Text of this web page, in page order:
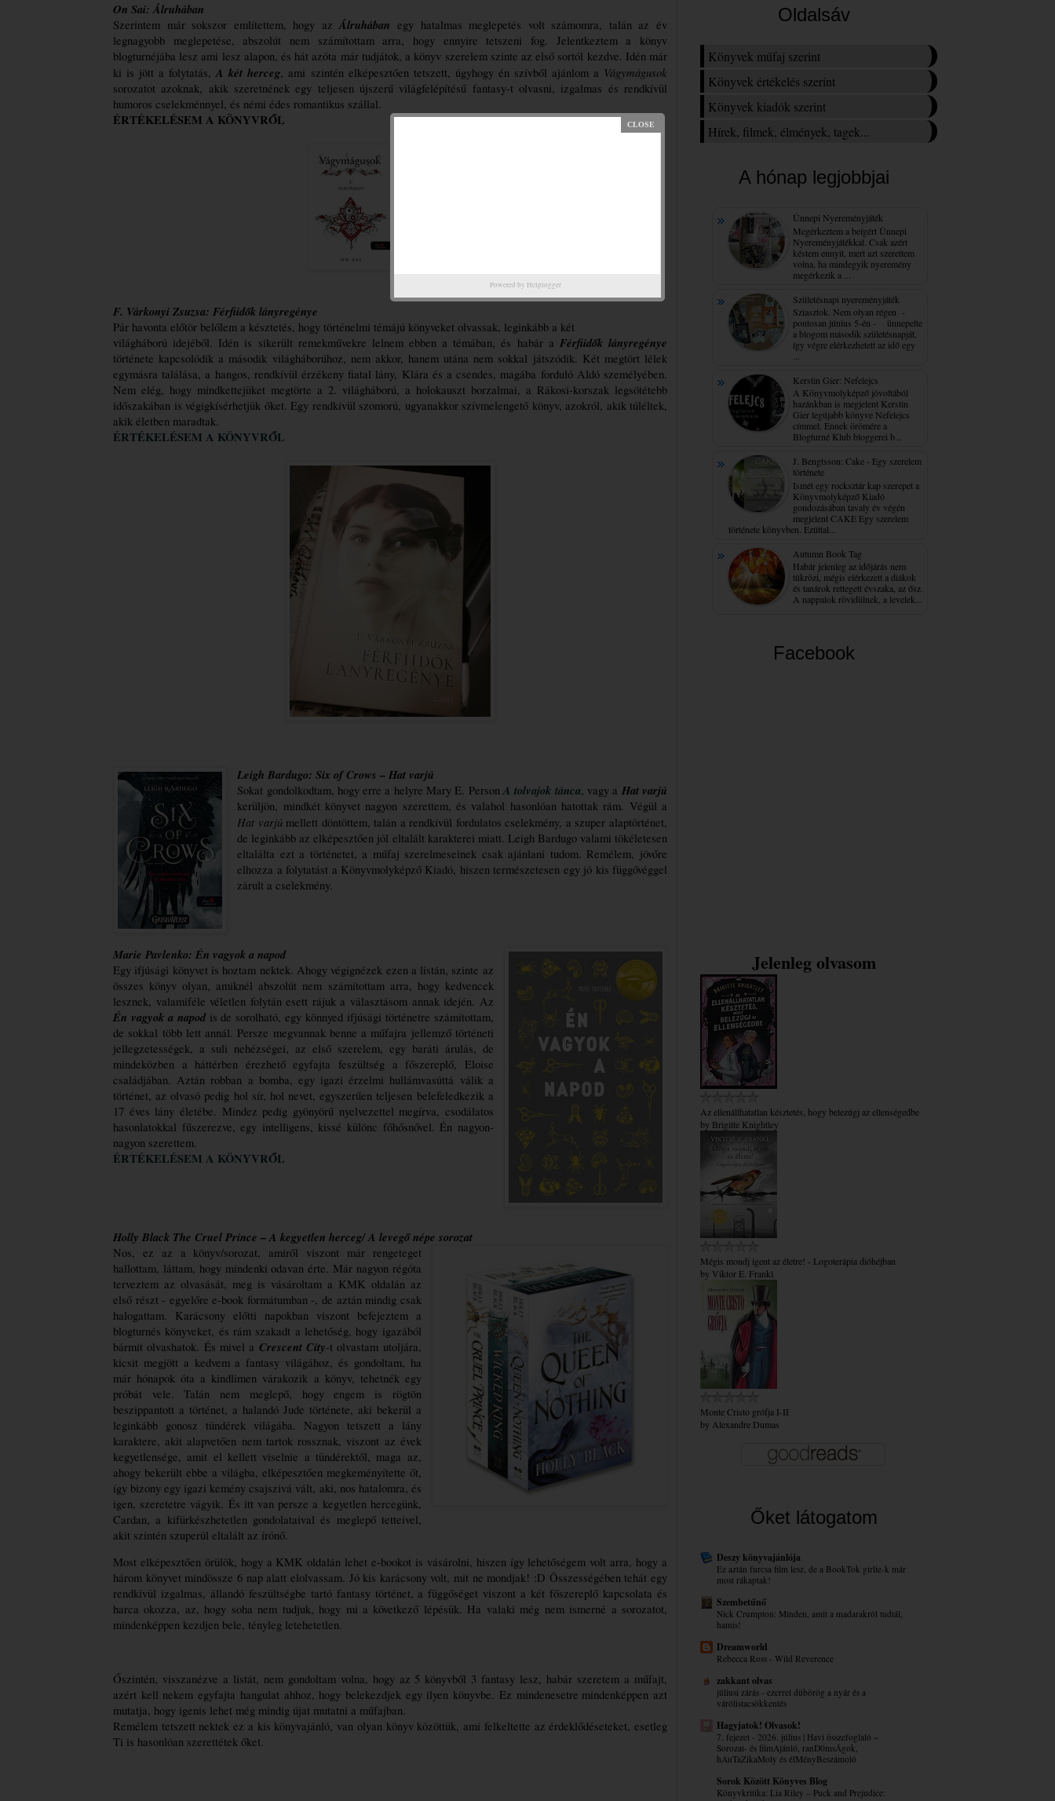
On Sai: Álruhában
Szerintem már sokszor említettem, hogy az Álruhában egy hatalmas meglepetés volt számomra, talán az év
legnagyobb meglepetése, abszolút nem számítottam arra, hogy ennyire tetszeni fog. Jelentkeztem a könyv
blogturnéjába lesz ami lesz alapon, és hát azóta már tudjátok, a könyv szerelem szinte az első sortól kezdve. Idén már
ki is jött a folytatás, A két herceg, ami szintén elképesztően tetszett, úgyhogy én szívből ajánlom a Vágymágusok
sorozatot azoknak, akik szeretnének egy teljesen újszerű világfelépítésű fantasy-t olvasni, izgalmas és rendkívül
humoros cselekménnyel, és némi édes romantikus szállal.
ÉRTÉKELÉSEM A KÖNYVRŐL
F. Várkonyi Zsuzsa: Férfiidők ​lányregénye
Pár havonta előtör belőlem a késztetés, hogy történelmi témájú könyveket olvassak, leginkább a két
világháború idejéből. Idén is sikerült remekművekre lelnem ebben a témában, és habár a Férfiidők ​lányregénye
története kapcsolódik a második világháborúhoz, nem akkor, hanem utána nem sokkal játszódik. Két megtört lélek
egymásra találása, a hangos, rendkívül érzékeny fiatal lány, Klára és a csendes, magába forduló Aldó személyében.
Nem elég, hogy mindkettejüket megtörte a 2. világháború, a holokauszt borzalmai, a Rákosi-korszak legsötétebb
időszakában is végigkísérhetjük őket. Egy rendkívül szomorú, ugyanakkor szívmelengető könyv, azokról, akik túléltek,
akik életben maradtak.
ÉRTÉKELÉSEM A KÖNYVRŐL
Leigh Bardugo: Six ​of Crows – Hat varjú
Sokat gondolkodtam, hogy erre a helyre Mary E. Person A tolvajok tánca, vagy a Hat varjú
Hat varjú mellett döntöttem, talán a rendkívül fordulatos cselekmény, a szuper alaptörténet,
de leginkább az elképesztően jól eltalált karakterei miatt. Leigh Bardugo valami tökéletesen
eltalálta ezt a történetet, a műfaj szerelmeseinek csak ajánlani tudom. Remélem, jövőre
elhozza a folytatást a Könyvmolyképző Kiadó, hiszen természetesen egy jó kis függővéggel
zárult a cselekmény.
Marie Pavlenko: Én ​vagyok a napod
Egy ifjúsági könyvet is hoztam nektek. Ahogy végignézek ezen a listán, szinte az
összes könyv olyan, amiknél abszolút nem számítottam arra, hogy kedvencek
Én vagyok a napod is de sorolható, egy könnyed ifjúsági történetre számítottam,
de sokkal több lett annál. Persze megvannak benne a műfajra jellemző történeti
jellegzetességek, a suli nehézségei, az első szerelem, egy baráti árulás, de
mindeközben a háttérben érezhető egyfajta feszültség a főszereplő, Eloise
családjában. Aztán robban a bomba, egy igazi érzelmi hullámvasúttá válik a
történet, az olvasó pedig hol sír, hol nevet, egyszerűen teljesen belefeledkezik a
17 éves lány életébe. Mindez pedig gyönyörű nyelvezettel megírva, csodálatos
hasonlatokkal fűszerezve, egy intelligens, kissé különc főhősnővel. Én nagyon-
nagyon szerettem.
ÉRTÉKELÉSEM A KÖNYVRŐL
Holly Black The ​Cruel Prince – A kegyetlen herceg/ A levegő népe sorozat
Nos, ez az a könyv/sorozat, amiről viszont már rengeteget
hallottam, láttam, hogy mindenki odavan érte. Már nagyon régóta
terveztem az olvasását, meg is vásároltam a KMK oldalán az
első részt - egyelőre e-book formátumban -, de aztán mindig csak
halogattam. Karácsony előtti napokban viszont befejeztem a
blogturnés könyveket, és rám szakadt a lehetőség, hogy igazából
bármit olvashatok. És mivel a Crescent City-t olvastam utoljára,
kicsit megjött a kedvem a fantasy világához, és gondoltam, ha
már hónapok óta a kindlimen várakozik a könyv, tehetnék egy
próbát vele. Talán nem meglepő, hogy engem is rögtön
beszippantott a történet, a halandó Jude története, aki bekerül a
leginkább gonosz tündérek világába. Nagyon tetszett a lány
karaktere, akit alapvetően nem tartok rossznak, viszont az évek
kegyetlensége, amit el kellett viselnie a tündérektől, maga az,
ahogy bekerült ebbe a világba, elképesztően megkeményítette őt,
így bizony egy igazi kemény csajszivá vált, aki, nos hatalomra, és
igen, szeretetre vágyik. És itt van persze a kegyetlen hercegünk,
Cardan, a kifürkészhetetlen gondolataival és meglepő tetteivel,
akit szintén szuperül eltalált az írónő.
Most elképesztően örülök, hogy a KMK oldalán lehet e-bookot is vásárolni, hiszen így lehetőségem volt arra, hogy a
három könyvet mindössze 6 nap alatt elolvassam. Jó kis karácsony volt, mit ne mondjak! :D Összességében tehát egy
rendkívül izgalmas, állandó feszültségbe tartó fantasy történet, a függőséget viszont a két főszereplő kapcsolata és
harca okozza, az, hogy soha nem tudjuk, hogy mi a következő lépésük. Ha valaki még nem ismerné a sorozatot,
mindenképpen kezdjen bele, tényleg letehetetlen.
Őszintén, visszanézve a listát, nem gondoltam volna, hogy az 5 könyvből 3 fantasy lesz, habár szeretem a műfajt,
azért kell nekem egyfajta hangulat ahhoz, hogy belekezdjek egy ilyen könyvbe. Ez mindenesetre mindenképpen azt
mutatja, hogy igenis lehet még mindig újat mutatni a műfajban.
Remélem tetszett nektek ez a kis könyvajánló, van olyan könyv közöttük, ami felkeltette az érdeklődéseteket, esetleg
Ti is hasonlóan szerettétek őket.
Oldalsáv
Könyvek műfaj szerint
Könyvek értékelés szerint
Könyvek kiadók szerint
Hírek, filmek, élmények, tagek...
A hónap legjobbjai
Ünnepi Nyereményjáték
Megérkeztem a beígért Ünnepi
Nyereményjátékkal. Csak azért
késtem ennyit, mert azt szerettem
volna, ha mindegyik nyeremény
megérkezik a ...
Születésnapi nyereményjáték
Sziasztok. Nem olyan régen -
pontosan június 5-én - ünnepelte
a blogom második születésnapját,
így végre elérkezhetett az idő egy
Kerstin Gier: Nefelejcs
A Könyvmolyképző jóvoltából
hazánkban is megjelent Kerstin
Gier legújabb könyve Nefelejcs
címmel. Ennek örömére a
Blogturné Klub bloggerei b...
J. Bengtsson: Cake - Egy ​szerelem
története
Ismét egy rocksztár kap szerepet a
Könyvmolyképző Kiadó
gondozásában tavaly év végén
megjelent CAKE Egy szerelem
története könyvben. Ezúttal...
Autumn Book Tag
Habár jelenleg az időjárás nem
tükrözi, mégis elérkezett a diákok
és tanárok rettegett évszaka, az ősz.
A nappalok rövidülnek, a levelek...
Facebook
Jelenleg olvasom
Az ​ellenállhatatlan késztetés, hogy belezúgj az ellenségedbe
by Brigitte Knightley
Mégis mondj igent az életre! - Logoterápia dióhéjban
by Viktor E. Frankl
Monte Cristo grófja I-II
by Alexandre Dumas
Őket látogatom
Deszy könyvajánlója
Ez aztán furcsa film lesz, de a BookTok girlie-k már
most rákaptak!
Szembetűnő
Nick Crumpton: Minden, amit a madarakról tudtál,
hamis!
Dreamworld
Rebecca Ross - Wild Reverence
zakkant olvas
júliusi zárás - ezerrel dübörög a nyár és a
várólistacsökkentés
Hagyjatok! Olvasok!
7. fejezet - 2026. július | Havi összefoglaló ~
Sorozat- és filmAjánló, ranD0msÁgok,
hAuTaZikaMoly és élMényBeszámoló
Sorok Között Könyves Blog
Könyvkritika: Lia Riley – Puck ​and Prejudice:
Powered by Helplogger